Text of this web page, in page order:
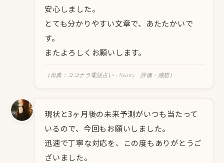
安心しました。
とても分かりやすい文章で、あたたかいで
す。
またよろしくお願いします。
（出典：ココナラ電話占い - Nnatty 評価・感想）
現状と3ヶ月後の未来予測がいつも当たって
いるので、今回もお願いしました。
迅速で丁寧な対応を、この度もありがとうご
ざいました。